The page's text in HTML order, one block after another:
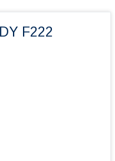
F222